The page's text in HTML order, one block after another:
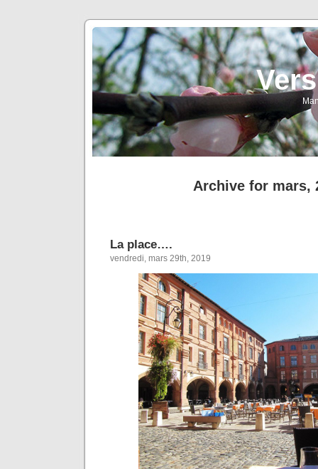
Archive for mars,
La place….
vendredi, mars 29th, 2019